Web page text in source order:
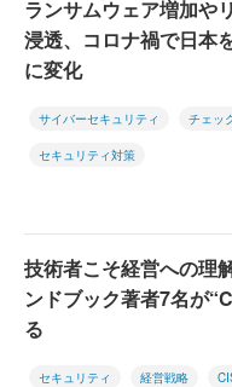
ランサムウェア増加や
浸透、コロナ禍で日本
に変化
サイバーセキュリティ チェッ
セキュリティ対策
技術者こそ経営への理
ンドブック著者7名が
る
セキュリティ 経営戦略